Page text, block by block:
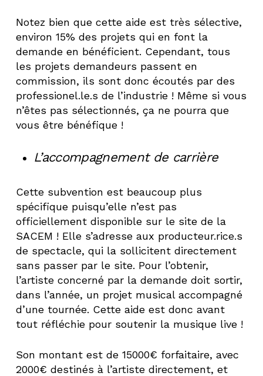
Notez bien que cette aide est très sélective,
environ 15% des projets qui en font la
demande en bénéficient. Cependant, tous
les projets demandeurs passent en
commission, ils sont donc écoutés par des
professionel.le.s de l’industrie ! Même si vous
n’êtes pas sélectionnés, ça ne pourra que
vous être bénéfique !
L’accompagnement de carrière
Cette subvention est beaucoup plus
spécifique puisqu’elle n’est pas
officiellement disponible sur le site de la
SACEM ! Elle s’adresse aux producteur.rice.s
de spectacle, qui la sollicitent directement
sans passer par le site. Pour l’obtenir,
l’artiste concerné par la demande doit sortir,
dans l’année, un projet musical accompagné
d’une tournée. Cette aide est donc avant
tout réfléchie pour soutenir la musique live !
Son montant est de 15000€ forfaitaire, avec
2000€ destinés à l’artiste directement, et